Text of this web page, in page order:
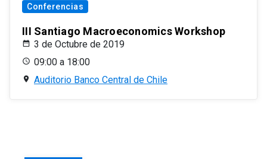
Conferencias
III Santiago Macroeconomics Workshop
3 de Octubre de 2019
09:00 a 18:00
Auditorio Banco Central de Chile